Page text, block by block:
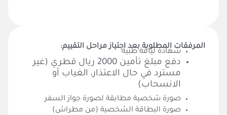
متطلبات التسجيل
صورة شخصية مطابقة لصورة جواز السفر
صورة البطاقة الشخصية (من مطراش)
المرفقات المطلوبة بعد اجتياز مراحل التقييم:
شهادة لياقة طبية
دفع مبلغ تأمين 2000 ريال قطري (غير
مسترد في حال الاعتذار، الغياب أو
الانسحاب)